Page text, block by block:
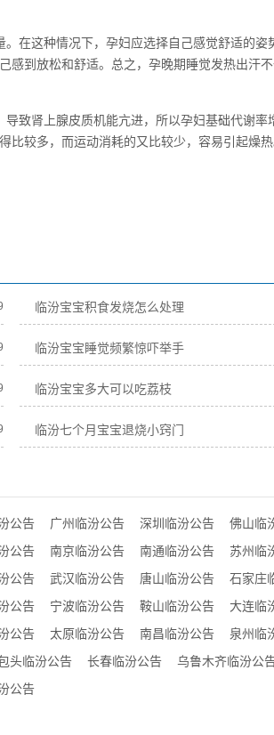
在这种情况下，孕妇应选择自己感觉舒适的姿
到放松和舒适。总之，孕晚期睡觉发热出汗
致肾上腺皮质机能亢进，所以孕妇基础代谢率
较多，而运动消耗的又比较少，容易引起燥热
临汾宝宝积食发烧怎么处理
临汾宝宝睡觉频繁惊吓举手
临汾宝宝多大可以吃荔枝
临汾七个月宝宝退烧小窍门
公告 广州临汾公告 深圳临汾公告 佛山临
公告 南京临汾公告 南通临汾公告 苏州临
公告 武汉临汾公告 唐山临汾公告 石家庄
公告 宁波临汾公告 鞍山临汾公告 大连临
公告 太原临汾公告 南昌临汾公告 泉州临
头临汾公告 长春临汾公告 乌鲁木齐临汾公
公告